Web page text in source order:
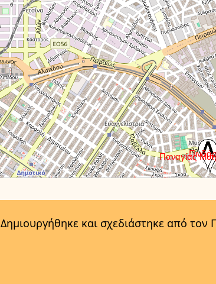
Δημιουργήθηκε και σχεδιάστηκε από τον